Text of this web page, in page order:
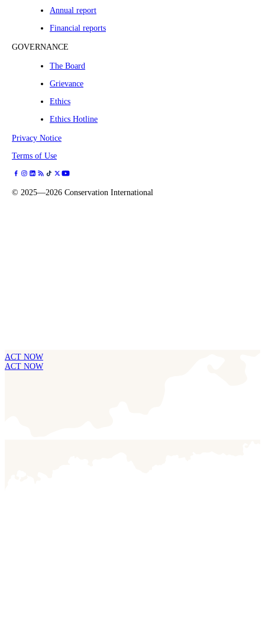
Annual report
Financial reports
GOVERNANCE
The Board
Grievance
Ethics
Ethics Hotline
Privacy Notice
Terms of Use
© 2025—2026 Conservation International
ACT NOW
ACT NOW